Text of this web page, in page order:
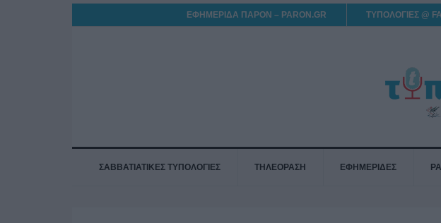
ΕΦΗΜΕΡΙΔΑ ΠΑΡΟΝ – PARON.GR ΤΥΠΟΛΟΓΙΕΣ @
ΣΑΒΒΑΤΙΑΤΙΚΕΣ ΤΥΠΟΛΟΓΙΕΣ ΤΗΛΕΟΡΑΣΗ ΕΦΗΜΕΡΙΔΕΣ